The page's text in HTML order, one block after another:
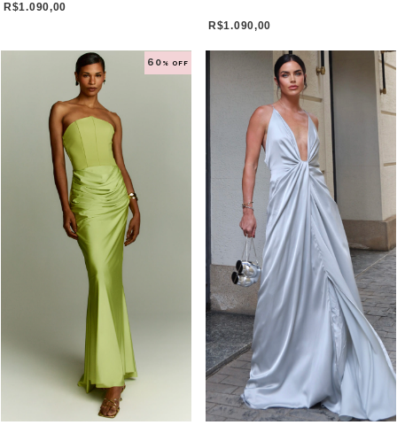
R$1.090,00
R$1.090,00
60 % OFF